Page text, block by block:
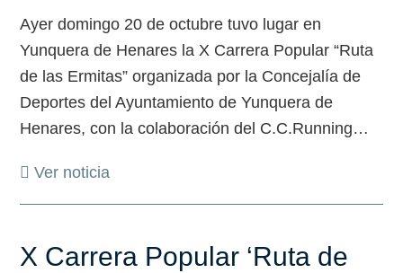
Ayer domingo 20 de octubre tuvo lugar en
Yunquera de Henares la X Carrera Popular “Ruta
de las Ermitas” organizada por la Concejalía de
Deportes del Ayuntamiento de Yunquera de
Henares, con la colaboración del C.C.Running…
Ver noticia
X Carrera Popular ‘Ruta de